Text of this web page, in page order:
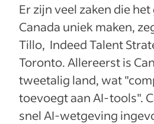
Er zijn veel zaken die
Canada uniek maken,
Tillo, Indeed Talent
Toronto. Allereerst is
tweetalig land, wat
toevoegt aan AI-tools".
snel AI-wetgeving